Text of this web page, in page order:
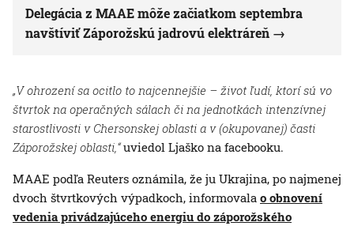
Delegácia z MAAE môže začiatkom septembra
navštíviť Záporožskú jadrovú elektráreň
„V ohrození sa ocitlo to najcennejšie – život ľudí, ktorí sú vo
štvrtok na operačných sálach či na jednotkách intenzívnej
starostlivosti v Chersonskej oblasti a v (okupovanej) časti
Záporožskej oblasti,“uviedol Ljaško na facebooku.
MAAE podľa Reuters oznámila, že ju Ukrajina, po najmenej
dvoch štvrtkových výpadkoch, informovala o obnovení
vedenia privádzajúceho energiu do záporožského